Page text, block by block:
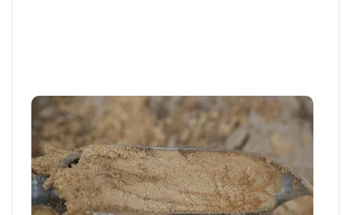
Articles et actus techniques
Pomme de terre : estimer les reliquats
azotés avant plantation
A l’approche des plantations de pomme de terre, la
gestion de la fertilisation azotée doit...